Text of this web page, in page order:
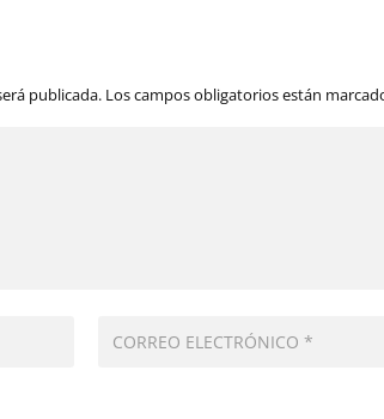
publicada. Los campos obligatorios están